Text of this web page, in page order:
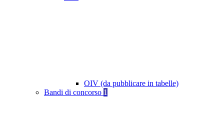
OIV (da pubblicare in tabelle)
Bandi di concorso 1